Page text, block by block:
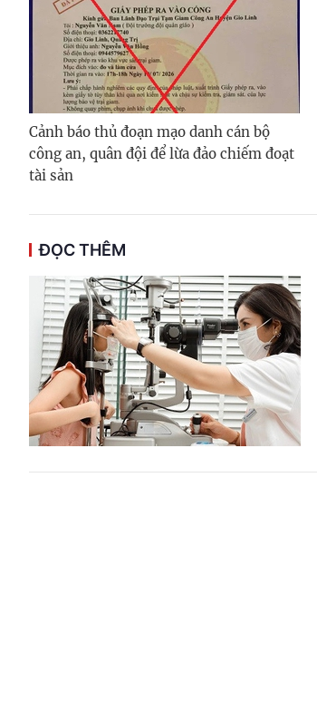
Cảnh báo thủ đoạn mạo danh cán bộ
công an, quân đội để lừa đảo chiếm đoạt
tài sản
ĐỌC THÊM